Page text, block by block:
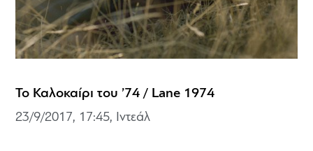
Το Καλοκαίρι του ’74 / Lane 1974
23/9/2017, 17:45, Ιντεάλ